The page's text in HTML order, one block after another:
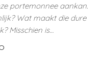
portemonnee aankan.
Wat maakt die dure
Misschien is…